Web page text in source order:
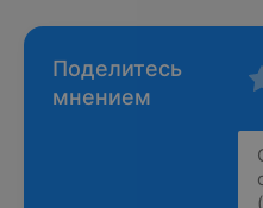
Поделитесь
мнением